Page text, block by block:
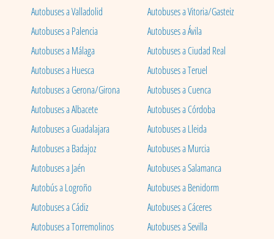
Autobuses a Valladolid
Autobuses a Vitoria/Gasteiz
Autobuses a Palencia
Autobuses a Ávila
Autobuses a Málaga
Autobuses a Ciudad Real
Autobuses a Huesca
Autobuses a Teruel
Autobuses a Gerona/Girona
Autobuses a Cuenca
Autobuses a Albacete
Autobuses a Córdoba
Autobuses a Guadalajara
Autobuses a Lleida
Autobuses a Badajoz
Autobuses a Murcia
Autobuses a Jaén
Autobuses a Salamanca
Autobús a Logroño
Autobuses a Benidorm
Autobuses a Cádiz
Autobuses a Cáceres
Autobuses a Torremolinos
Autobuses a Sevilla